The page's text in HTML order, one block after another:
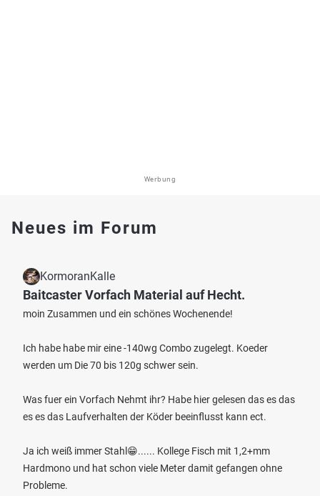
Werbung
Neues im Forum
KormoranKalle
Baitcaster Vorfach Material auf Hecht.
moin Zusammen und ein schönes Wochenende!
Ich habe habe mir eine -140wg Combo zugelegt. Koeder
werden um Die 70 bis 120g schwer sein.
Was fuer ein Vorfach Nehmt ihr? Habe hier gelesen das es das
es es das Laufverhalten der Köder beeinflusst kann ect.
Ja ich weiß immer Stahl😁...... Kollege Fisch mit 1,2+mm
Hardmono und hat schon viele Meter damit gefangen ohne
Probleme.